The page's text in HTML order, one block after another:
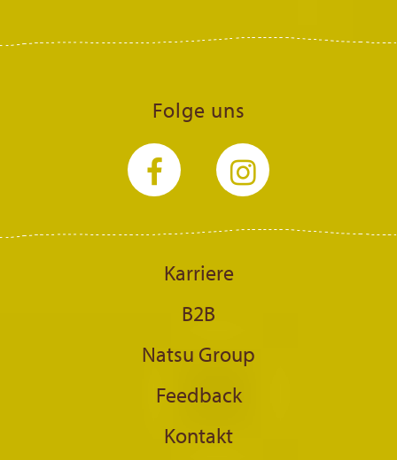
Folge uns
Karriere
B2B
Natsu Group
Feedback
Kontakt